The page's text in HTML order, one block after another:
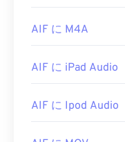
AIF に M4A
AIF に iPad Audio
AIF に Ipod Audio